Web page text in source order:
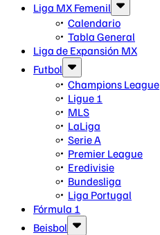
Liga MX Femenil
Calendario
Tabla General
Liga de Expansión MX
Futbol
Champions League
Ligue 1
MLS
LaLiga
Serie A
Premier League
Eredivisie
Bundesliga
Liga Portugal
Fórmula 1
Beisbol